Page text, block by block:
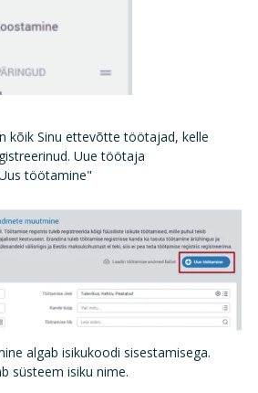
kõik Sinu ettevõtte töötajad, kelle
Uue töötaja
töötamine"
algab isikukoodi sisestamisega.
süsteem isiku nime.